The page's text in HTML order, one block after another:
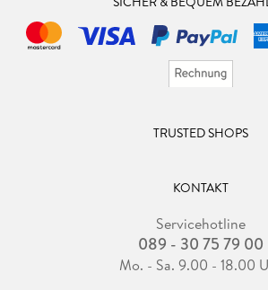
TRUSTED SHOPS
KONTAKT
Servicehotline
089 - 30 75 79 00
Mo. - Sa. 9.00 - 18.00